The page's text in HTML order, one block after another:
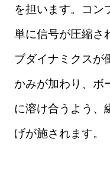
を担います。コン
単に信号が圧縮さ
ブダイナミクスが
かみが加わり、ボ
に溶け合うよう、
げが施されます。